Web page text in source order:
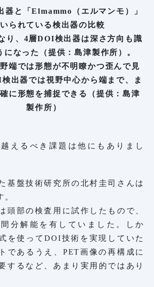
器と「Elmammo（エルマンモ）」
られている検出器の比較
り、4層DOI検出器は深さ方向も識
になった（提供：島津製作所）。
端では形態が不明瞭かつ歪んで見
出器では視野中心から端まで、ま
に形態を捕捉できる（提供：島津
製作所）
えるべき課題は他にもありまし
基盤技術研究所の北村圭司さんは
頭部の検査用に試作したもので、
分解能を有していました。しか
を使ってDOI技術を実現していた
であるうえ、PET画像の再構成に
するなど、あまり実用的ではあり